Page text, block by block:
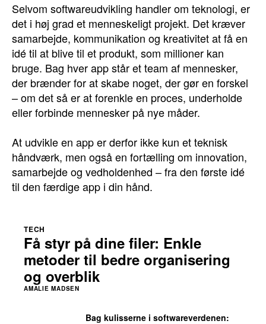
Selvom softwareudvikling handler om teknologi, er
det i høj grad et menneskeligt projekt. Det kræver
samarbejde, kommunikation og kreativitet at få en
idé til at blive til et produkt, som millioner kan
bruge. Bag hver app står et team af mennesker,
der brænder for at skabe noget, der gør en forskel
– om det så er at forenkle en proces, underholde
eller forbinde mennesker på nye måder.
At udvikle en app er derfor ikke kun et teknisk
håndværk, men også en fortælling om innovation,
samarbejde og vedholdenhed – fra den første idé
til den færdige app i din hånd.
Bag kulisserne i softwareverdenen:
Få styr på dine filer: Enkle
metoder til bedre organisering
og overblik
TECH
AMALIE MADSEN